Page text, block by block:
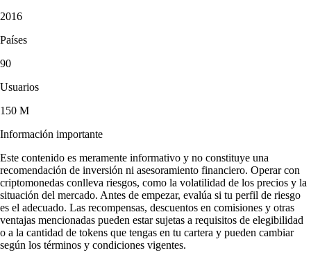
2016
Países
90
Usuarios
150 M
Información importante
Este contenido es meramente informativo y no constituye una
recomendación de inversión ni asesoramiento financiero. Operar con
criptomonedas conlleva riesgos, como la volatilidad de los precios y la
situación del mercado. Antes de empezar, evalúa si tu perfil de riesgo
es el adecuado. Las recompensas, descuentos en comisiones y otras
ventajas mencionadas pueden estar sujetas a requisitos de elegibilidad
o a la cantidad de tokens que tengas en tu cartera y pueden cambiar
según los términos y condiciones vigentes.